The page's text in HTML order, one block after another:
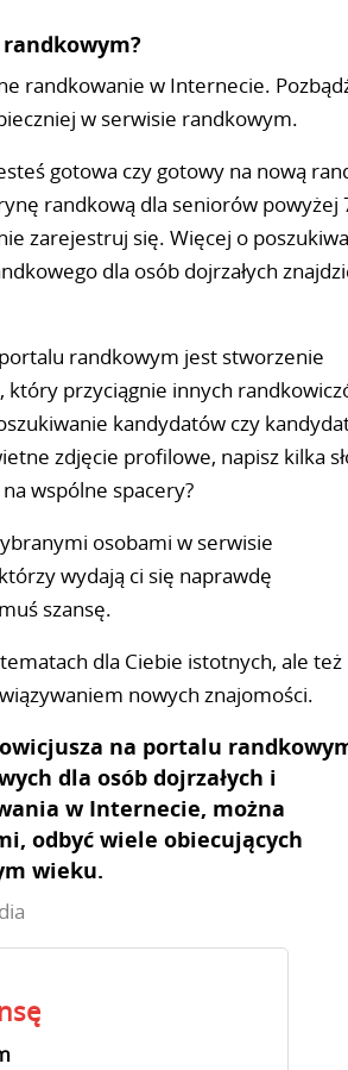
randkowanie w Internecie.
w serwisie randkowym.
gotowa czy gotowy na nową
randkową dla seniorów powyżej
zarejestruj się. Więcej o
dla osób dojrzałych
randkowym jest stworzenie
przyciągnie innych
kandydatów czy
zdjęcie profilowe, napisz kilka
wspólne spacery?
osobami w serwisie
wydają ci się naprawdę
szansę.
dla Ciebie istotnych, ale też
nowych znajomości.
na portalu
dla osób dojrzałych i
w Internecie, można
odbyć wiele obiecujących
wieku.